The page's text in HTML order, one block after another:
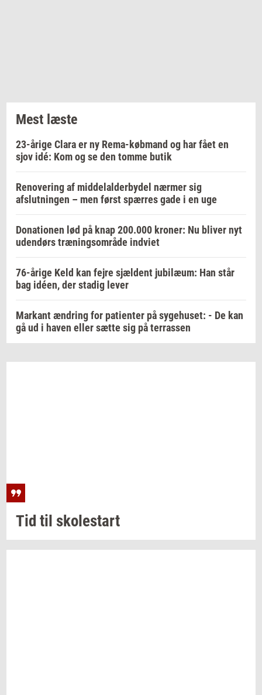
Mest læste
23-årige Clara er ny Rema-købmand og har fået en
sjov idé: Kom og se den tomme butik
Renovering af middelalderbydel nærmer sig
afslutningen – men først spærres gade i en uge
Donationen lød på knap 200.000 kroner: Nu bliver nyt
udendørs træningsområde indviet
76-årige Keld kan fejre sjældent jubilæum: Han står
bag idéen, der stadig lever
Markant ændring for patienter på sygehuset: - De kan
gå ud i haven eller sætte sig på terrassen
Tid til sko­lestart